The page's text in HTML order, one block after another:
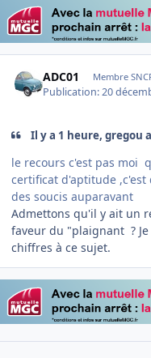
ADC01 Membre
Publication:20
Il y a 1 heure, gregou
le recours c'est pas moi
certificat d'aptitude
des soucis auparavant
Admettons qu'il y ait un
faveur du "plaignant ?
chiffres à ce sujet.